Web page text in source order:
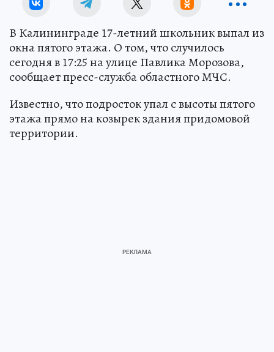
В Калининграде 17-летний школьник выпал из
окна пятого этажа. О том, что случилось
сегодня в 17:25 на улице Павлика Морозова,
сообщает пресс-служба областного МЧС.
Известно, что подросток упал с высоты пятого
этажа прямо на козырек здания придомовой
территории.